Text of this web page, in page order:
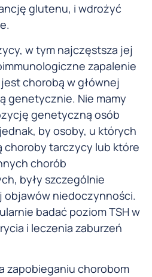
glutenu, i wdrożyć
w tym najczęstsza jej
zapalenie
chorobą w głównej
genetycznie. Nie mamy
genetyczną osób
by osoby, u których
choroby tarczycy lub które
chorób
były szczególnie
objawów niedoczynności.
badać poziom TSH w
i leczenia zaburzeń
zapobieganiu chorobom